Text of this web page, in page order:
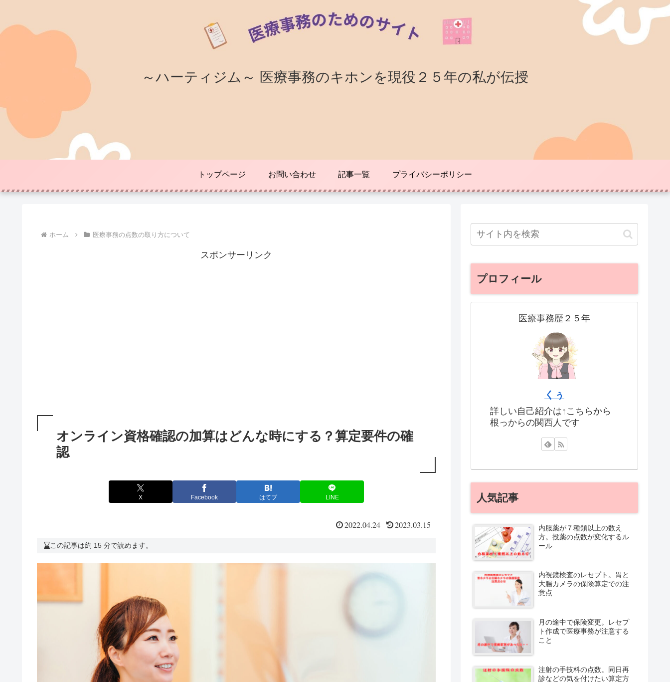
～ハーティジム～ 医療事務のキホンを現役２５年の私が伝授
トップページ お問い合わせ 記事一覧 プライバシーポリシー
ホーム 医療事務の点数の取り方について
スポンサーリンク
オンライン資格確認の加算はどんな時にする？算定要件の確
認
X Facebook はてブ LINE
2022.04.24 2023.03.15
この記事は約 15 分で読めます。
プロフィール
医療事務歴２５年
くぅ
詳しい自己紹介は↑こちらから
根っからの関西人です
人気記事
内服薬が７種類以上の数え
方。投薬の点数が変化するル
ール
内視鏡検査のレセプト。胃と
大腸カメラの保険算定での注
意点
月の途中で保険変更。レセプ
ト作成で医療事務が注意する
こと
注射の手技料の点数。同日再
診などの気を付けたい算定方